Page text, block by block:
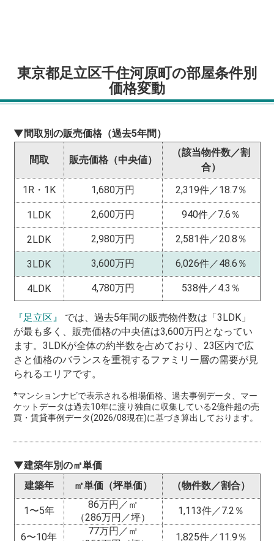
東京都足立区千住河原町の部屋条件別
価格変動
▼間取別の販売価格（過去5年間）
間取 販売価格（中央値）
（該当物件数／割
合）
1R・1K
1,680万円 2,319件／18.7％
1LDK 2,600万円 940件／7.6％
2LDK 2,980万円 2,581件／20.8％
3LDK 3,600万円 6,026件／48.6％
4LDK 4,780万円 538件／4.3％
『足立区』
では、過去5年間の販売物件数は「3LDK」
が最も多く、販売価格の中央値は3,600万円となってい
ます。3LDKが全体の約半数を占めており、23区内で広
さと価格のバランスを重視するファミリー層の需要が見
られるエリアです。
*マンションナビで表示される相場価格、過去事例データ、マー
ケットデータは過去10年に渡り独自に収集している2億件超の売
買・賃貸事例データ(2026/08現在)に基づき算出しております。
▼建築年別の㎡単価
建築年
㎡単価（坪単価） （物件数／割合）
1〜5年
86万円／㎡
（286万円／坪）
1,113件／7.2％
6〜10年
77万円／㎡
1,825件／11.9％